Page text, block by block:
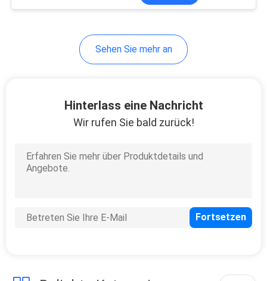
Schmutz-Fahrrad-
Sehen Sie mehr an
Hinterlass eine Nachricht
Wir rufen Sie bald zurück!